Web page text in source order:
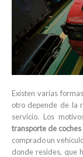
Existen varias
otro depende de la
servicio. Los
transporte de coches
comprado un
donde resides, que